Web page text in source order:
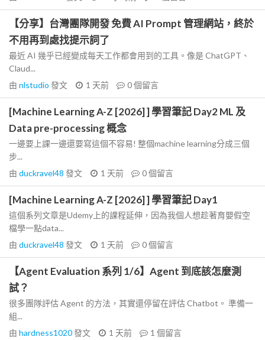
【分享】台灣團隊開發 免費 AI Prompt 管理網站，終於
不用再到處找提示詞了
最近 AI 幾乎已經變成每天工作都會用到的工具。像是 ChatGPT、
Claud...
由 nlstudio 發文 1 天前 0個留言
[Machine Learning A-Z [2026] ] 學習筆記 Day2 ML 及
Data pre-processing 概念
一邊要上課一邊還要寫這個不容易! 整個machine learning分成三個
步...
由 duckravel48 發文 1 天前 0個留言
[Machine Learning A-Z [2026] ] 學習筆記 Day1
這個系列文章是Udemy上的課程延伸，因為我個人想趁著育嬰假空
檔學一點data...
由 duckravel48 發文 1 天前 0個留言
【Agent Evaluation 系列 1/6】Agent 到底該怎麼測
試？
很多團隊評估 Agent 的方法，其實還停留在評估 Chatbot。 準備一
組...
由 hardness1020發文 1 天前 1 個留言